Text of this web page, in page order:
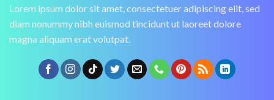
Lorem ipsum dolor sit amet, consectetuer adipiscing elit, sed
diam nonummy nibh euismod tincidunt ut laoreet dolore
magna aliquam erat volutpat.